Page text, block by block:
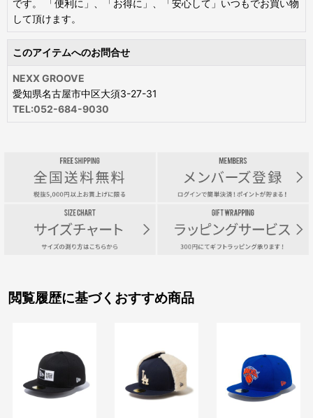
です。 「便利に」、「お得に」、「安心して」いつもでお買い物
して頂けます。
このアイテムへのお問合せ
NEXX GROOVE
愛知県名古屋市中区大須3-27-31
TEL:052-684-9030
閲覧履歴に基づくおすすめ商品